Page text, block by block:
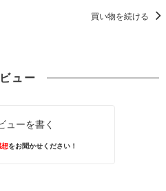
買い物を続ける
ュー
ューを書く
想をお聞かせください！